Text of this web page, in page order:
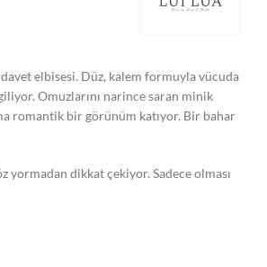
elbisesi. Düz, kalem formuyla vücuda
Omuzlarını narince saran minik
romantik bir görünüm katıyor. Bir bahar
yormadan dikkat çekiyor. Sadece olması